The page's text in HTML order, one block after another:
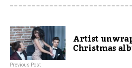
Artist
Christmas
Previous Post